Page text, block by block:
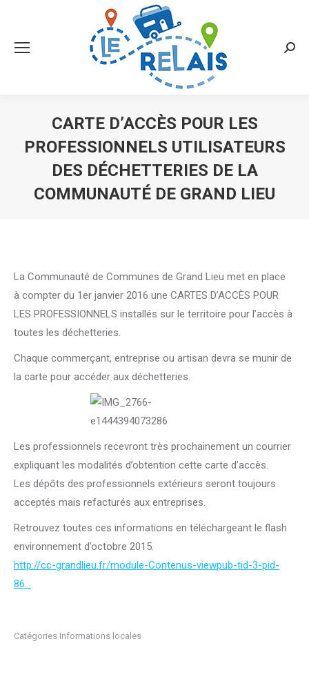
CARTE D’ACCÈS POUR LES
PROFESSIONNELS UTILISATEURS
DES DÉCHETTERIES DE LA
COMMUNAUTÉ DE GRAND LIEU
La Communauté de Communes de Grand Lieu met en place
à compter du 1er janvier 2016 une CARTES D’ACCÈS POUR
LES PROFESSIONNELS installés sur le territoire pour l’accès à
toutes les déchetteries.
Chaque commerçant, entreprise ou artisan devra se munir de
la carte pour accéder aux déchetteries.
Les professionnels recevront très prochainement un courrier
expliquant les modalités d’obtention cette carte d’accès.
Les dépôts des professionnels extérieurs seront toujours
acceptés mais refacturés aux entreprises.
Retrouvez toutes ces informations en téléchargeant le flash
environnement d’octobre 2015.
http://cc-grandlieu.fr/module-Contenus-viewpub-tid-3-pid-
86…
Catégories Informations locales